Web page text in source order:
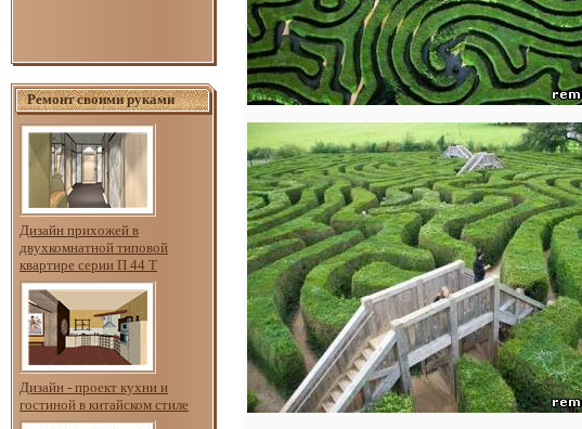
Ремонт своими руками
Дизайн прихожей в
двухкомнатной типовой
квартире серии П 44 Т
Дизайн - проект кухни и
гостиной в китайском стиле